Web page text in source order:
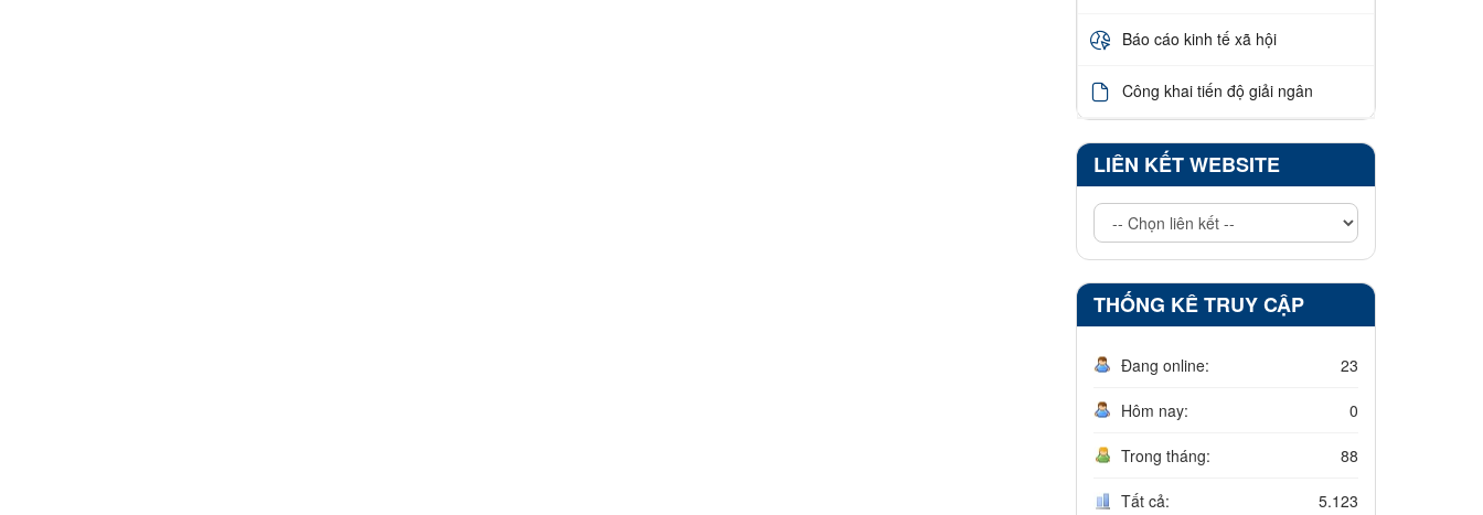
Báo cáo kinh tế xã hội
Công khai tiến độ giải ngân
LIÊN KẾT WEBSITE
THỐNG KÊ TRUY CẬP
Đang online: 23
Hôm nay: 0
Trong tháng: 88
Tất cả: 5.123